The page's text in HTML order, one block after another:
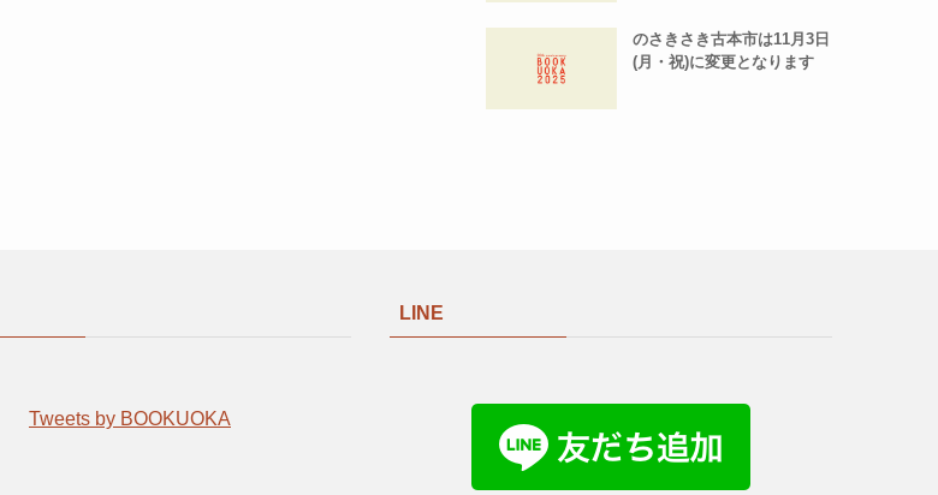
のさきさき古本市は11月3日
(月・祝)に変更となります
Tweets by BOOKUOKA
LINE